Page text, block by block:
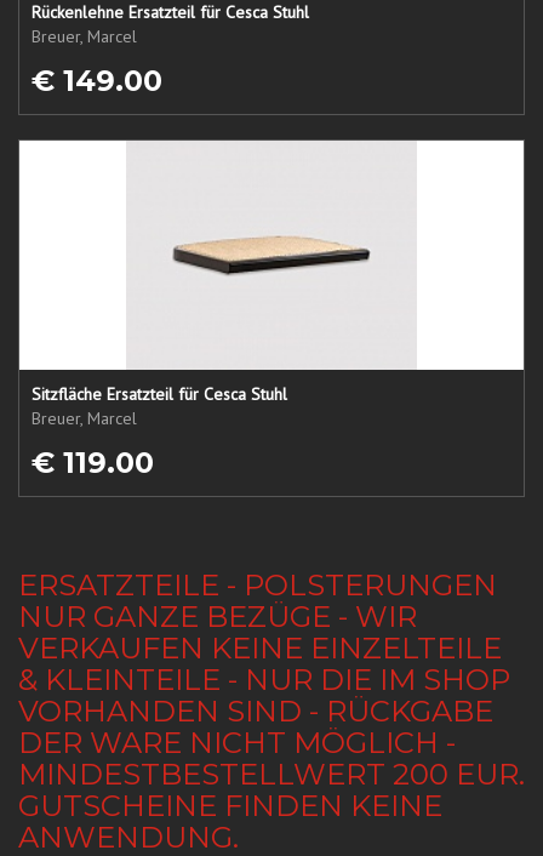
Rückenlehne Ersatzteil für Cesca Stuhl
Breuer, Marcel
€ 149.00
Sitzfläche Ersatzteil für Cesca Stuhl
Breuer, Marcel
€ 119.00
ERSATZTEILE - POLSTERUNGEN
NUR GANZE BEZÜGE - WIR
VERKAUFEN KEINE EINZELTEILE
& KLEINTEILE - NUR DIE IM SHOP
VORHANDEN SIND - RÜCKGABE
DER WARE NICHT MÖGLICH -
MINDESTBESTELLWERT 200 EUR.
GUTSCHEINE FINDEN KEINE
ANWENDUNG.